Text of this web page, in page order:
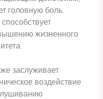
головную боль.
жизненного
заслуживает
воздействие